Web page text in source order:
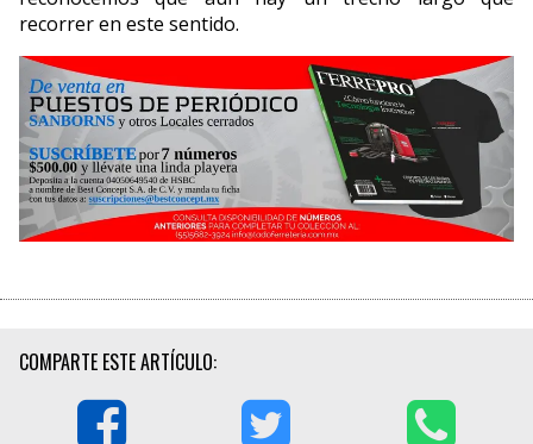
recorrer en este sentido.
COMPARTE ESTE ARTÍCULO: